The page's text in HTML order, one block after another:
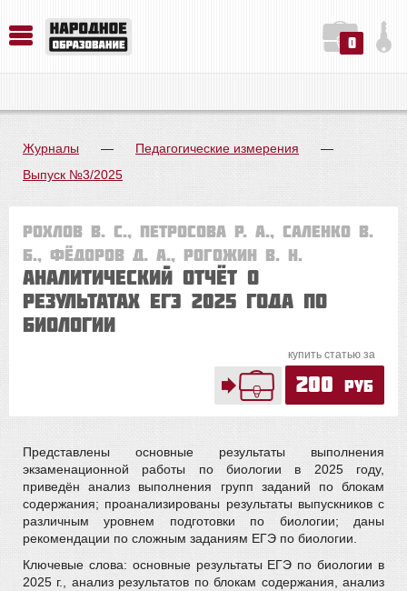
0
Журналы — Педагогические измерения
—
Выпуск №3/2025
Рохлов В. С., Петросова Р. А., Саленко В.
Б., Фёдоров Д. А., Рогожин В. Н.
Аналитический отчёт о
результатах ЕГЭ 2025 года по
биологии
купить статью за
200 руб
Представлены основные результаты выполнения
экзаменационной работы по биологии в 2025 году,
приведён анализ выполнения групп заданий по блокам
содержания; проанализированы результаты выпускников с
различным уровнем подготовки по биологии; даны
рекомендации по сложным заданиям ЕГЭ по биологии.
Ключевые слова: основные результаты ЕГЭ по биологии в
2025 г., анализ результатов по блокам содержания, анализ